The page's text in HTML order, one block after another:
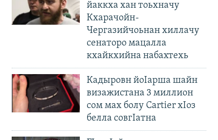
йаккха хан тоьхначу
Кхарачойн-
Чергазийчоьнан хиллачу
сенаторо мацалла
кхайкхийна набахтехь
Кадыровн йоIарша шайн
визажистана 3 миллион
сом мах болу Cartier хIоз
белла совгIатна